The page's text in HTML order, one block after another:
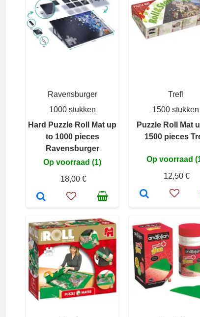
Ravensburger
1000 stukken
Hard Puzzle Roll Mat up
to 1000 pieces
Ravensburger
Op voorraad (1)
18,00 €
Trefl
1500 stukken
Puzzle Roll Mat
1500 pieces
Op voorraad
12,50 €